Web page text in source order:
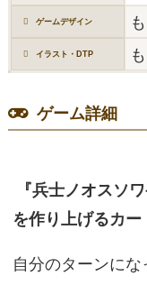
ゲームデザイン
イラスト・DTP
ゲーム詳細
『兵士ノオスソ
を作り上げるカー
自分のターンに